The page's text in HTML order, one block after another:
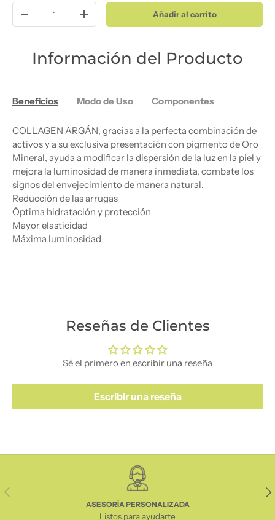
Disminuir cantidadAumentar la cantidadAñadir al carrito
Información del Producto
Beneficios Modo de Uso Componentes
COLLAGEN ARGÁN, gracias a la perfecta combinación de
activos y a su exclusiva presentación con pigmento de Oro
Mineral, ayuda a modificar la dispersión de la luz en la piel y
mejora la luminosidad de manera inmediata, combate los
signos del envejecimiento de manera natural.
Reducción de las arrugas
Óptima hidratación y protección
Mayor elasticidad
Máxima luminosidad
Reseñas de Clientes
Sé el primero en escribir una reseña
Escribir una reseña
Anterior
ASESORÍA PERSONALIZADA
Listos para ayudarte